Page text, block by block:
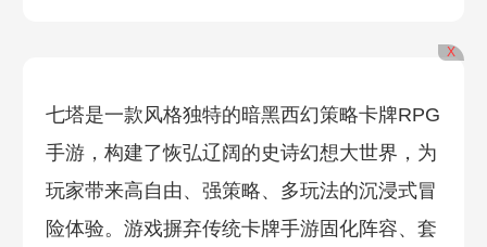
X
七塔是一款风格独特的暗黑西幻策略卡牌RPG
手游，构建了恢弘辽阔的史诗幻想大世界，为
玩家带来高自由、强策略、多玩法的沉浸式冒
险体验。游戏摒弃传统卡牌手游固化阵容、套